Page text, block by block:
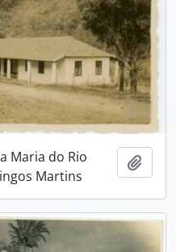
Maria do Rio
Martins